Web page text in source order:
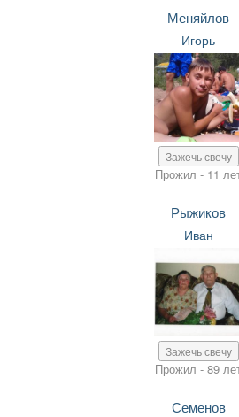
Меняйлов
Игорь
Зажечь свечу
Прожил - 11
Рыжиков
Иван
Зажечь свечу
Прожил - 89
Семенов